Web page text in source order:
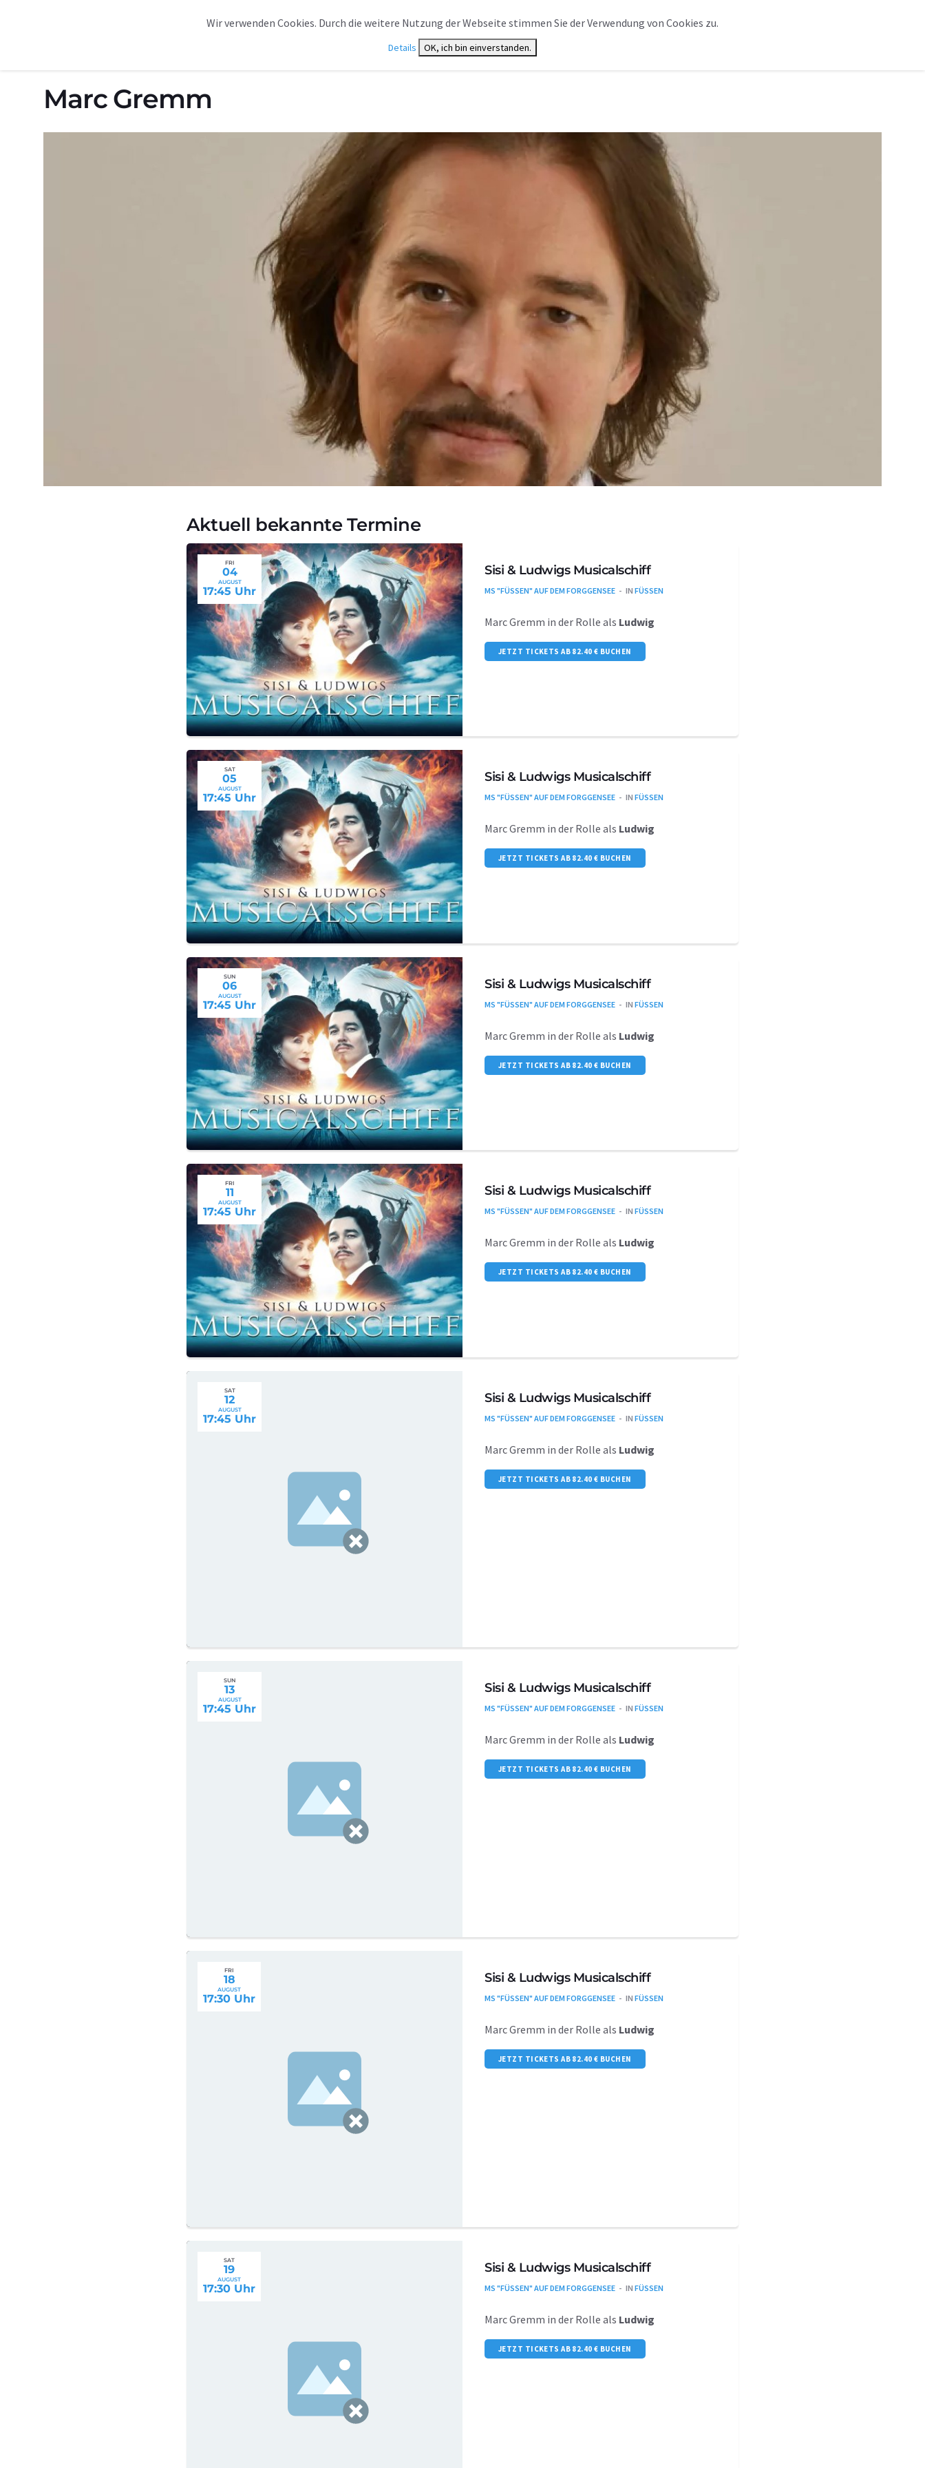
START ORTE VERANSTALTUNGSTYP NEWS CAST ÜBERSICHT
Marc Gremm
Aktuell bekannte Termine
FRI
04
AUGUST
17:45 Uhr
Sisi & Ludwigs Musicalschiff
MS "FÜSSEN" AUF DEM FORGGENSEE IN FÜSSEN
Marc Gremm in der Rolle als Ludwig
JETZT TICKETS AB 82.40 € BUCHEN
SAT
05
AUGUST
17:45 Uhr
Sisi & Ludwigs Musicalschiff
MS "FÜSSEN" AUF DEM FORGGENSEE IN FÜSSEN
Marc Gremm in der Rolle als Ludwig
JETZT TICKETS AB 82.40 € BUCHEN
SUN
06
AUGUST
17:45 Uhr
Sisi & Ludwigs Musicalschiff
MS "FÜSSEN" AUF DEM FORGGENSEE IN FÜSSEN
Marc Gremm in der Rolle als Ludwig
JETZT TICKETS AB 82.40 € BUCHEN
FRI
11
AUGUST
17:45 Uhr
Sisi & Ludwigs Musicalschiff
MS "FÜSSEN" AUF DEM FORGGENSEE IN FÜSSEN
Marc Gremm in der Rolle als Ludwig
JETZT TICKETS AB 82.40 € BUCHEN
SAT
12
AUGUST
17:45 Uhr
Sisi & Ludwigs Musicalschiff
MS "FÜSSEN" AUF DEM FORGGENSEE IN FÜSSEN
Marc Gremm in der Rolle als Ludwig
JETZT TICKETS AB 82.40 € BUCHEN
SUN
13
AUGUST
17:45 Uhr
Sisi & Ludwigs Musicalschiff
MS "FÜSSEN" AUF DEM FORGGENSEE IN FÜSSEN
Marc Gremm in der Rolle als Ludwig
JETZT TICKETS AB 82.40 € BUCHEN
FRI
18
AUGUST
17:30 Uhr
Sisi & Ludwigs Musicalschiff
MS "FÜSSEN" AUF DEM FORGGENSEE IN FÜSSEN
Marc Gremm in der Rolle als Ludwig
JETZT TICKETS AB 82.40 € BUCHEN
SAT
19
AUGUST
17:30 Uhr
Sisi & Ludwigs Musicalschiff
MS "FÜSSEN" AUF DEM FORGGENSEE IN FÜSSEN
Marc Gremm in der Rolle als Ludwig
JETZT TICKETS AB 82.40 € BUCHEN
Wir verwenden Cookies. Durch die weitere Nutzung der Webseite stimmen Sie der Verwendung von Cookies zu.
Details OK, ich bin einverstanden.